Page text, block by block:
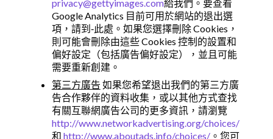
privacy@gettyimages.com給我們。要查看
Google Analytics 目前可用於網站的退出選
項，請到‑此處。如果您選擇刪除 Cookies，
則可能會刪除由這些 Cookies 控制的設置和
偏好設定（包括廣告偏好設定），並且可能
需要重新創建。
第三方廣告 如果您希望退出我們的第三方廣
告合作夥伴的資料收集，或以其他方式查找
有關互聯網廣告公司的更多資訊，請瀏覽
http://www.networkadvertising.org/choices/
和 http://www.aboutads.info/choices/。您可